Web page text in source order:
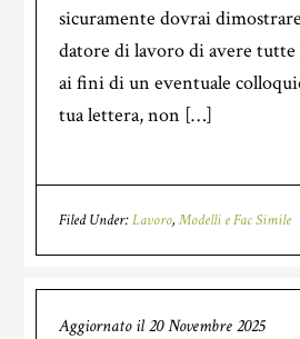
sicuramente dovrai
datore di lavoro di avere tutte
ai fini di un eventuale
tua lettera, non […]
Filed Under:Lavoro,Modelli e Fac Simile
Aggiornato il20 Novembre 2025